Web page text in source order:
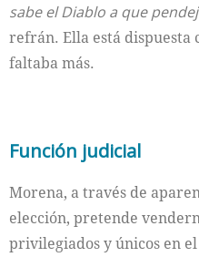
sabe el Diablo a que
refrán. Ella está dispuesta
faltaba más.
Función judicial
Morena, a través de
elección, pretende
privilegiados y únicos en